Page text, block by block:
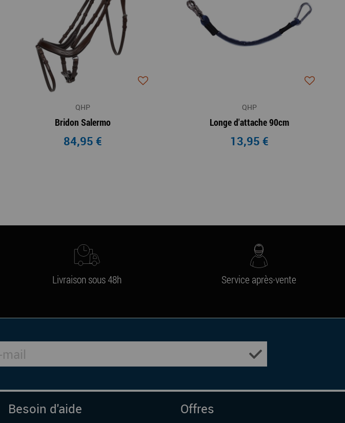
QHP
Bridon Salermo
84,95 €
QHP
Longe d'attache 90cm
13,95 €
Livraison sous 48h Service après-vente
Besoin d'aide Offres